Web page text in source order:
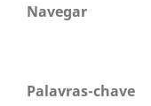
Navegar
Palavras-chave